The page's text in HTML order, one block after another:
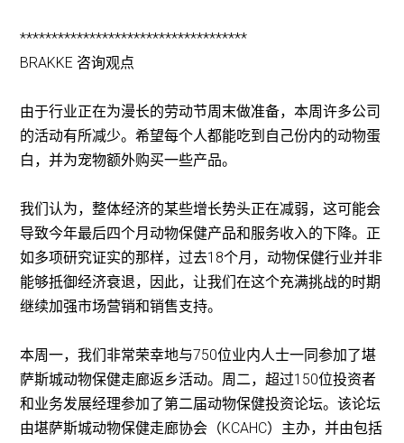
************************************
BRAKKE 咨询观点
由于行业正在为漫长的劳动节周末做准备，本周许多公司
的活动有所减少。希望每个人都能吃到自己份内的动物蛋
白，并为宠物额外购买一些产品。
我们认为，整体经济的某些增长势头正在减弱，这可能会
导致今年最后四个月动物保健产品和服务收入的下降。正
如多项研究证实的那样，过去18个月，动物保健行业并非
能够抵御经济衰退，因此，让我们在这个充满挑战的时期
继续加强市场营销和销售支持。
本周一，我们非常荣幸地与750位业内人士一同参加了堪
萨斯城动物保健走廊返乡活动。周二，超过150位投资者
和业务发展经理参加了第二届动物保健投资论坛。该论坛
由堪萨斯城动物保健走廊协会（KCAHC）主办，并由包括